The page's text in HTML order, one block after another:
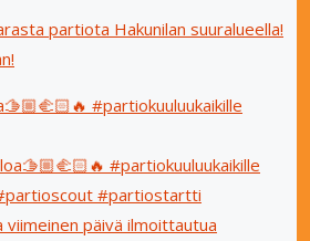
partiota Hakunilan suuralueella!
#partiokuuluukaikille
viimeinen päivä ilmoittautua